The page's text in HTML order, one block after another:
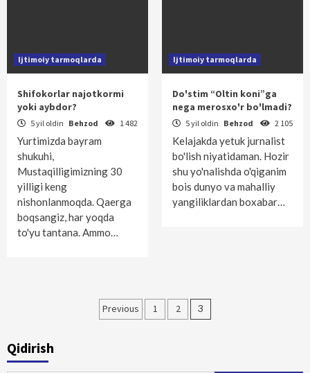
Ijtimoiy tarmoqlarda
Shifokorlar najotkormi
yoki aybdor?
5 yil oldin Behzod 1 482
Yurtimizda bayram
shukuhi,
Mustaqilligimizning 30
yilligi keng
nishonlanmoqda. Qaerga
boqsangiz, har yoqda
to'yu tantana. Ammo…
Ijtimoiy tarmoqlarda
Do'stim “Oltin koni”ga
nega merosxo'r bo'lmadi?
5 yil oldin Behzod 2 105
Kelajakda yetuk jurnalist
bo'lish niyatidaman. Hozir
shu yo'nalishda o'qiganim
bois dunyo va mahalliy
yangiliklardan boxabar…
Maqolalar
Previous 1 2 3
Qidirish